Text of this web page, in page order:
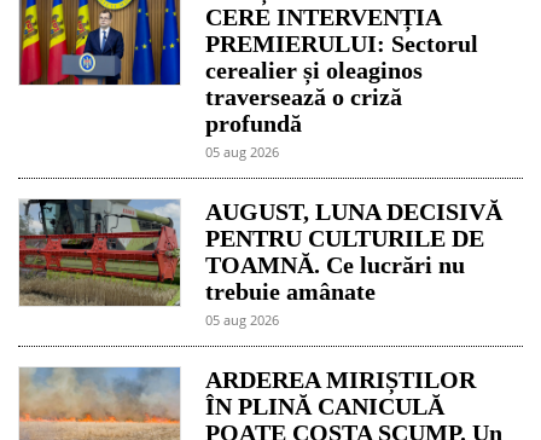
CERE INTERVENȚIA
PREMIERULUI: Sectorul
cerealier și oleaginos
traversează o criză
profundă
05 aug 2026
AUGUST, LUNA DECISIVĂ
PENTRU CULTURILE DE
TOAMNĂ. Ce lucrări nu
trebuie amânate
05 aug 2026
ARDEREA MIRIȘTILOR
ÎN PLINĂ CANICULĂ
POATE COSTA SCUMP. Un